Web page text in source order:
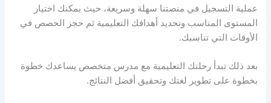
عملية التسجيل في منصتنا سهلة وسريعة، حيث يمكنك اختيار
المستوى المناسب وتحديد أهدافك التعليمية ثم حجز الحصص في
الأوقات التي تناسبك.
بعد ذلك تبدأ رحلتك التعليمية مع مدرس متخصص يساعدك خطوة
بخطوة على تطوير لغتك وتحقيق أفضل النتائج.